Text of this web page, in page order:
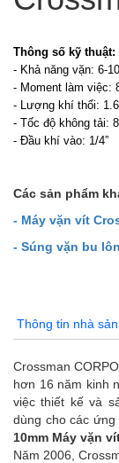
Thông số kỹ thuật:
- Khả năng vặn: 6-
- Moment làm việc:
- Lượng khí thổi:
- Tốc độ không tải:
- Đầu khí vào: 1/4”
Các sản phẩm
- Máy vặn vít
- Súng vặn bu
Thông tin nhà
Crossman
hơn 16 năm kinh
việc thiết kế và
dùng cho các
10mm Máy vặn
Năm 2006,